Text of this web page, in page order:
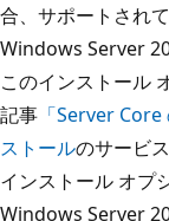
合、サポートされ
Windows Server
このインストール
記事 「Server
ストールのサービ
インストール オプ
Windows Server